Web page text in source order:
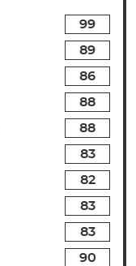
99
89
86
88
88
83
82
83
83
90